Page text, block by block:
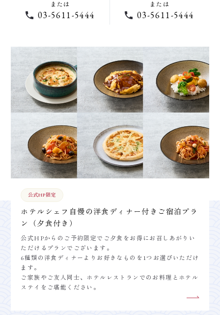
または
03-5611-5444
または
03-5611-5444
公式HP限定
ホテルシェフ自慢の洋食ディナー付きご宿泊プラ
ン（夕食付き）
公式HPからのご予約限定でご夕食をお得にお召しあがりい
ただけるプランでございます。
6種類の洋食ディナーよりお好きなものを1つお選びいただけ
ます。
ご家族やご友人同士、ホテルレストランでのお料理とホテル
ステイをご堪能ください。